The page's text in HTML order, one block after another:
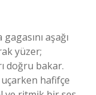
aşağı
yüzer;
doğru bakar.
hafifçe